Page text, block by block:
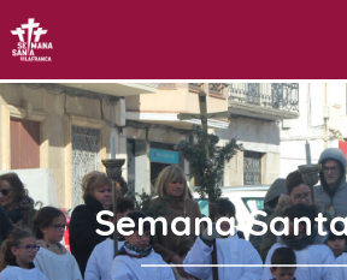
Setmana Santa Vilafranca
Semana